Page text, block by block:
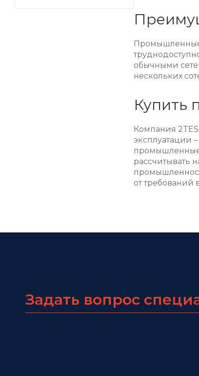
Промышленные
обычными
нескольких
Купить
Компания
эксплуатации
промышленные
рассчитывать
от требований
Задать вопрос